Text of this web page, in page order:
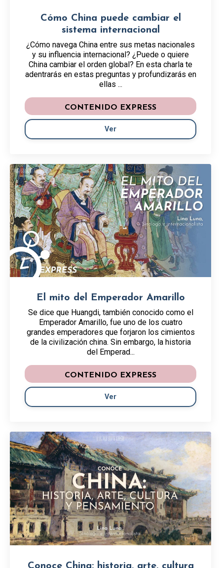
Cómo China puede cambiar el
sistema internacional
¿Cómo navega China entre sus metas nacionales
y su influencia internacional? ¿Puede o quiere
China cambiar el orden global? En esta charla te
adentrarás en estas preguntas y profundizarás en
ellas ...
CONTENIDO EXPRESS
Ver
El mito del Emperador Amarillo
Se dice que Huangdi, también conocido como el
Emperador Amarillo, fue uno de los cuatro
grandes emperadores que forjaron los cimientos
de la civilización china. Sin embargo, la historia
del Emperad...
CONTENIDO EXPRESS
Ver
Conoce China: historia, arte, cultura